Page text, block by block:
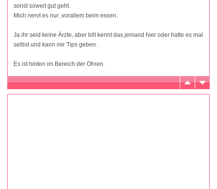
sonst soweit gut geht.
Mich nervt es nur ,vorallem beim essen.
Ja ihr seid keine Ärzte, aber bllt kennt das jemand hier oder hatte es mal
selbst und kann mir Tips geben .
Es ist hinten im Bereich der Ohren.